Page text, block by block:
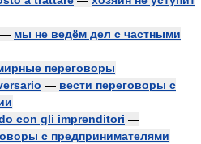
— мы не ведём дел с частными
переговоры
— вести переговоры с
con gli imprenditori —
с предпринимателями